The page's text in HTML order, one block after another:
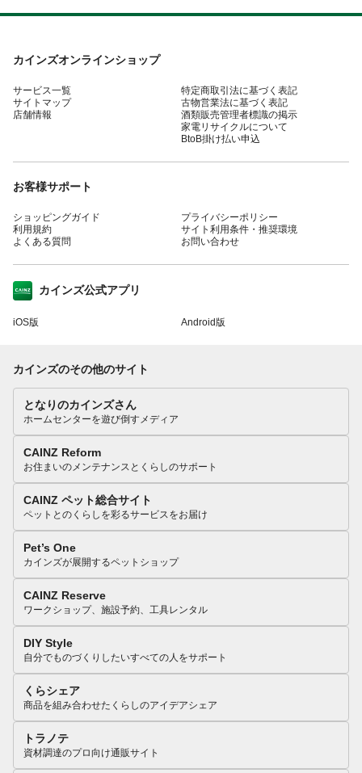
カインズオンラインショップ
サービス一覧
サイトマップ
店舗情報
特定商取引法に基づく表記
古物営業法に基づく表記
酒類販売管理者標識の掲示
家電リサイクルについて
BtoB掛け払い申込
お客様サポート
ショッピングガイド
利用規約
よくある質問
プライバシーポリシー
サイト利用条件・推奨環境
お問い合わせ
カインズ公式アプリ
iOS版 Android版
カインズのその他のサイト
となりのカインズさん
ホームセンターを遊び倒すメディア
CAINZ Reform
お住まいのメンテナンスとくらしのサポート
CAINZ ペット総合サイト
ペットとのくらしを彩るサービスをお届け
Pet’s One
カインズが展開するペットショップ
CAINZ Reserve
ワークショップ、施設予約、工具レンタル
DIY Style
自分でものづくりしたいすべての人をサポート
くらシェア
商品を組み合わせたくらしのアイデアシェア
トラノテ
資材調達のプロ向け通販サイト